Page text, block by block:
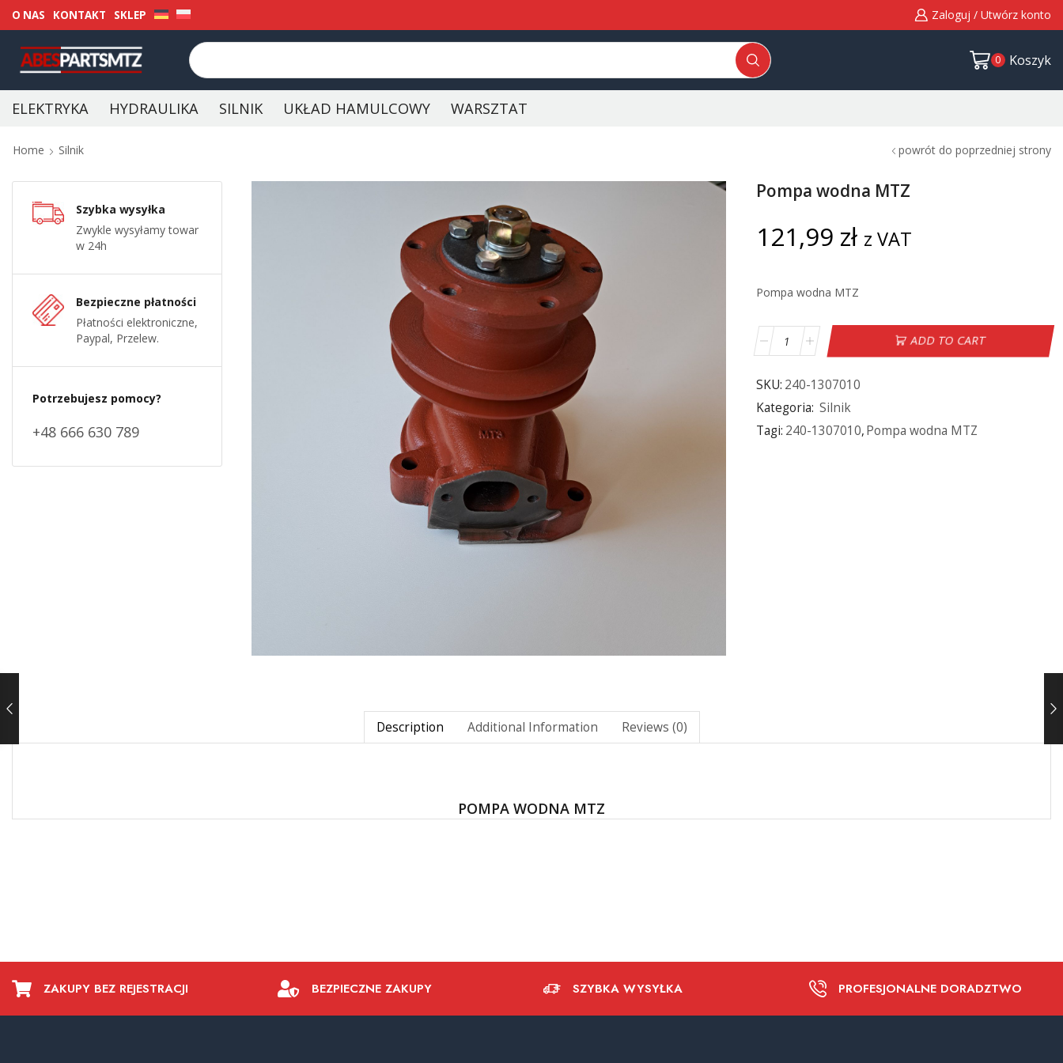
O NAS KONTAKT SKLEP Zaloguj / Utwórz konto
0 Koszyk
ELEKTRYKA HYDRAULIKA SILNIK UKŁAD HAMULCOWY WARSZTAT
Home Silnik powrót do poprzedniej strony
Szybka wysyłka
Zwykle wysyłamy towar
w 24h
Bezpieczne płatności
Płatności elektroniczne,
Paypal, Przelew.
Potrzebujesz pomocy?
+48 666 630 789
Pompa wodna MTZ
121,99 zł z VAT
Pompa wodna MTZ
ADD TO CART
SKU: 240-1307010
Kategoria: Silnik
Tagi: 240-1307010,Pompa wodna MTZ
Description Additional Information Reviews (0)
POMPA WODNA MTZ
ZAKUPY BEZ REJESTRACJI BEZPIECZNE ZAKUPY SZYBKA WYSYŁKA PROFESJONALNE DORADZTWO